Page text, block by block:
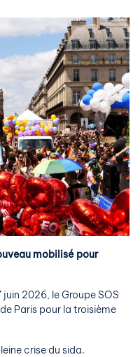
mobilisé pour
2026, le Groupe SOS
Paris pour la troisième
crise du sida.